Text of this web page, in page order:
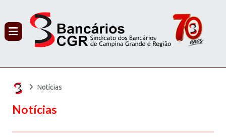
Notícias
Notícias